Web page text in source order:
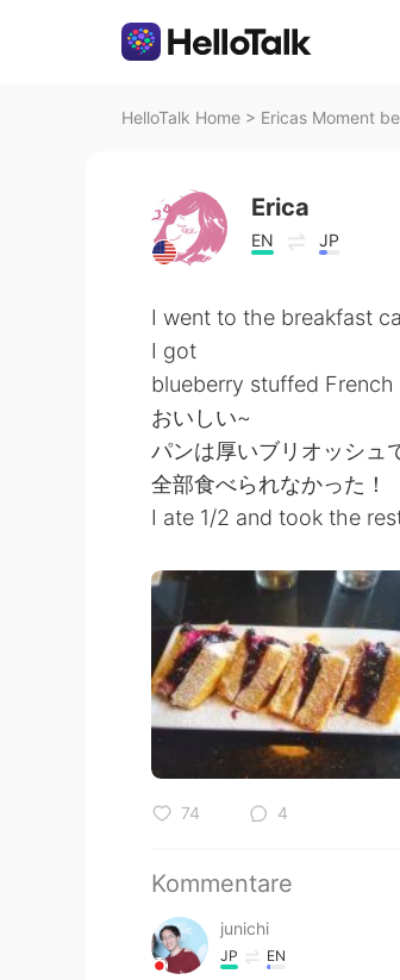
HelloTalk Home > Ericas Moment
Erica
EN JP
I went to the breakfast
I got
blueberry stuffed French
おいしい~
パンは厚いブリオッシュ
全部食べられなかった！
I ate 1/2 and took the
74 4
Kommentare
junichi
JP EN